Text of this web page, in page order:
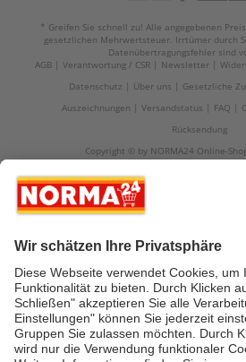
* Greifen Sie schnell zu! Alle angegebenen
gesetzlichen Mehrwertsteuer. Irrtümer durch
Datenübertragungsfehler sind
AGB
Verantwortung / CSR Newsletter
Datenschutz
Über uns
Gesetzliche
Auszeichnungen
Versandstatus FAQ
Rücksendung
Copyright © by NORMA24 Online-